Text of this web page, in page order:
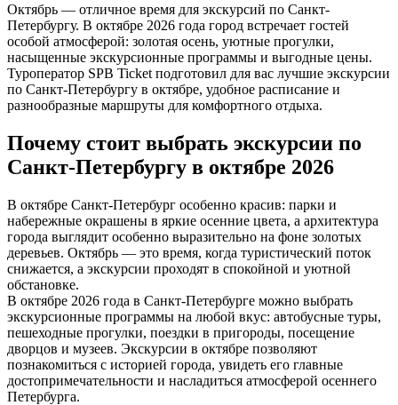
Октябрь — отличное время для экскурсий по Санкт-
Петербургу. В октябре 2026 года город встречает гостей
особой атмосферой: золотая осень, уютные прогулки,
насыщенные экскурсионные программы и выгодные цены.
Туроператор SPB Ticket подготовил для вас лучшие экскурсии
по Санкт-Петербургу в октябре, удобное расписание и
разнообразные маршруты для комфортного отдыха.
Почему стоит выбрать экскурсии по
Санкт-Петербургу в октябре 2026
В октябре Санкт-Петербург особенно красив: парки и
набережные окрашены в яркие осенние цвета, а архитектура
города выглядит особенно выразительно на фоне золотых
деревьев. Октябрь — это время, когда туристический поток
снижается, а экскурсии проходят в спокойной и уютной
обстановке.
В октябре 2026 года в Санкт-Петербурге можно выбрать
экскурсионные программы на любой вкус: автобусные туры,
пешеходные прогулки, поездки в пригороды, посещение
дворцов и музеев. Экскурсии в октябре позволяют
познакомиться с историей города, увидеть его главные
достопримечательности и насладиться атмосферой осеннего
Петербурга.